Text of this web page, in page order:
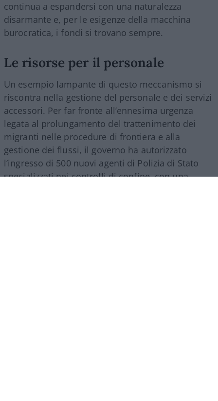
continua a espandersi con una naturalezza
disarmante e, per le esigenze della macchina
burocratica, i fondi si trovano sempre.
Le risorse per il personale
Un esempio lampante di questo meccanismo si
riscontra nella gestione del personale e dei servizi
accessori. Per far fronte all’ennesima urgenza
legata al prolungamento del trattenimento dei
migranti nelle procedure di frontiera e alla
gestione dei flussi, il governo ha autorizzato
l’ingresso di 500 nuovi agenti di Polizia di Stato
specializzati nei controlli di confine, con una